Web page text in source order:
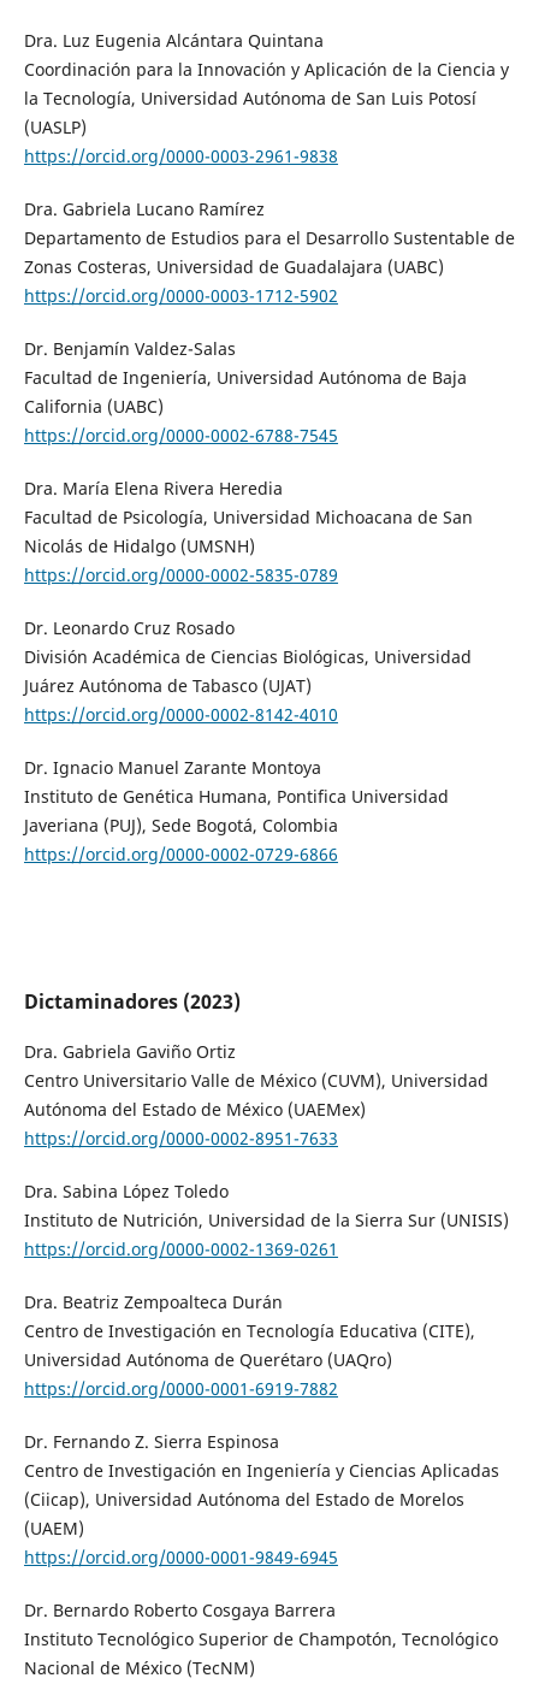
Dra. Luz Eugenia Alcántara Quintana
Coordinación para la Innovación y Aplicación de la Ciencia y
la Tecnología, Universidad Autónoma de San Luis Potosí
(UASLP)
https://orcid.org/0000-0003-2961-9838
Dra. Gabriela Lucano Ramírez
Departamento de Estudios para el Desarrollo Sustentable de
Zonas Costeras, Universidad de Guadalajara (UABC)
https://orcid.org/0000-0003-1712-5902
Dr. Benjamín Valdez-Salas
Facultad de Ingeniería, Universidad Autónoma de Baja
California (UABC)
https://orcid.org/0000-0002-6788-7545
Dra. María Elena Rivera Heredia
Facultad de Psicología, Universidad Michoacana de San
Nicolás de Hidalgo (UMSNH)
https://orcid.org/0000-0002-5835-0789
Dr. Leonardo Cruz Rosado
División Académica de Ciencias Biológicas, Universidad
Juárez Autónoma de Tabasco (UJAT)
https://orcid.org/0000-0002-8142-4010
Dr. Ignacio Manuel Zarante Montoya
Instituto de Genética Humana, Pontifica Universidad
Javeriana (PUJ), Sede Bogotá, Colombia
https://orcid.org/0000-0002-0729-6866
Dictaminadores (2023)
Dra. Gabriela Gaviño Ortiz
Centro Universitario Valle de México (CUVM), Universidad
Autónoma del Estado de México (UAEMex)
https://orcid.org/0000-0002-8951-7633
Dra. Sabina López Toledo
Instituto de Nutrición, Universidad de la Sierra Sur (UNISIS)
https://orcid.org/0000-0002-1369-0261
Dra. Beatriz Zempoalteca Durán
Centro de Investigación en Tecnología Educativa (CITE),
Universidad Autónoma de Querétaro (UAQro)
https://orcid.org/0000-0001-6919-7882
Dr. Fernando Z. Sierra Espinosa
Centro de Investigación en Ingeniería y Ciencias Aplicadas
(Ciicap), Universidad Autónoma del Estado de Morelos
(UAEM)
https://orcid.org/0000-0001-9849-6945
Dr. Bernardo Roberto Cosgaya Barrera
Instituto Tecnológico Superior de Champotón, Tecnológico
Nacional de México (TecNM)